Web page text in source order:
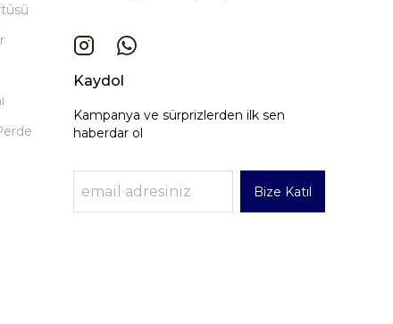
Kaydol
Kampanya ve sürprizlerden ilk sen
haberdar ol
Bize Katıl